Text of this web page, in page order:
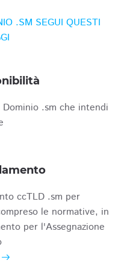
.SM SEGUI QUESTI
.sm che intendi
ccTLD .sm per
le normative, in
per l'Assegnazione